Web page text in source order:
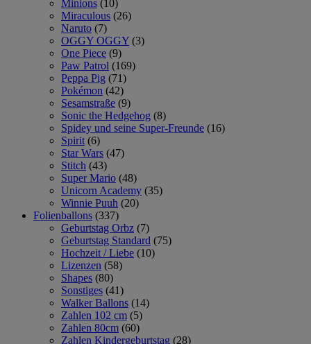
Minions (10)
Miraculous (26)
Naruto (7)
OGGY OGGY (3)
One Piece (9)
Paw Patrol (169)
Peppa Pig (71)
Pokémon (42)
Sesamstraße (9)
Sonic the Hedgehog (8)
Spidey und seine Super-Freunde (16)
Spirit (6)
Star Wars (47)
Stitch (43)
Super Mario (48)
Unicorn Academy (35)
Winnie Puuh (20)
Folienballons (337)
Geburtstag Orbz (7)
Geburtstag Standard (75)
Hochzeit / Liebe (10)
Lizenzen (58)
Shapes (80)
Sonstiges (41)
Walker Ballons (14)
Zahlen 102 cm (5)
Zahlen 80cm (60)
Zahlen Kindergeburtstag (28)